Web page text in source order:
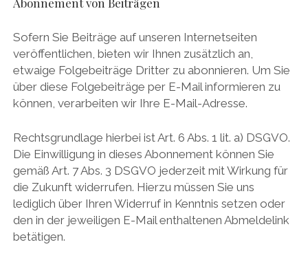
Sofern Sie Beiträge auf unseren Internetseiten
veröffentlichen, bieten wir Ihnen zusätzlich an,
etwaige Folgebeiträge Dritter zu abonnieren. Um Sie
über diese Folgebeiträge per E-Mail informieren zu
können, verarbeiten wir Ihre E-Mail-Adresse.
Rechtsgrundlage hierbei ist Art. 6 Abs. 1 lit. a) DSGVO.
Die Einwilligung in dieses Abonnement können Sie
gemäß Art. 7 Abs. 3 DSGVO jederzeit mit Wirkung für
die Zukunft widerrufen. Hierzu müssen Sie uns
lediglich über Ihren Widerruf in Kenntnis setzen oder
den in der jeweiligen E-Mail enthaltenen Abmeldelink
betätigen.